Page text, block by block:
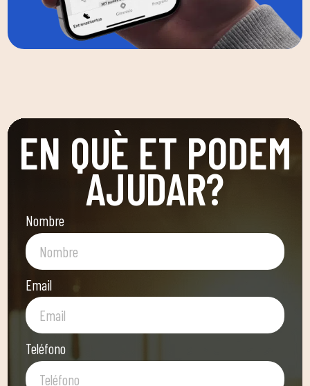
EN QUÈ ET PODEM
AJUDAR?
Nombre
Email
Teléfono